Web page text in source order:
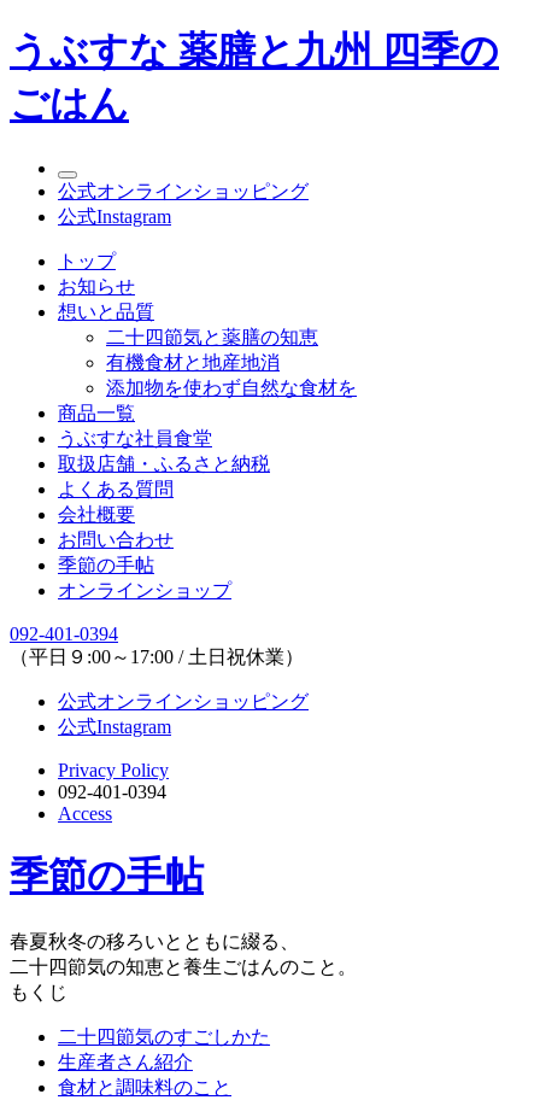
うぶすな 薬膳と九州 四季の
ごはん
公式オンラインショッピング
公式Instagram
トップ
お知らせ
想いと品質
二十四節気と薬膳の知恵
有機食材と地産地消
添加物を使わず自然な食材を
商品一覧
うぶすな社員食堂
取扱店舗・ふるさと納税
よくある質問
会社概要
お問い合わせ
季節の手帖
オンラインショップ
092-401-0394
（平日９:00～17:00 / 土日祝休業）
公式オンラインショッピング
公式Instagram
Privacy Policy
092-401-0394
Access
季節の手帖
春夏秋冬の移ろいとともに綴る、
二十四節気の知恵と養生ごはんのこと。
もくじ
二十四節気のすごしかた
生産者さん紹介
食材と調味料のこと